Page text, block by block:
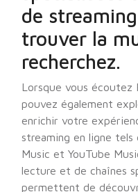
de
trouver la
recherchez.
Lorsque vous écoutez
pouvez également
enrichir votre
streaming en ligne
Music et YouTube
lecture et de chaînes
permettent de